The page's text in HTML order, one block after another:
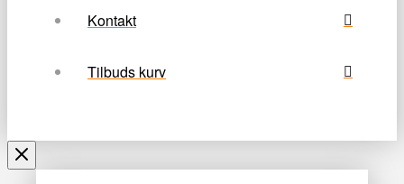
Kontakt
Tilbuds kurv